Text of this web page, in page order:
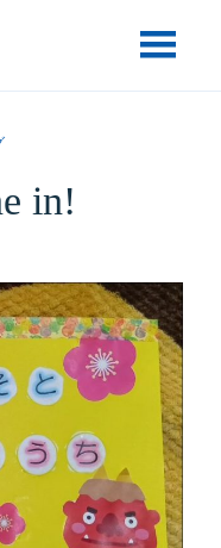
メニュー
in!